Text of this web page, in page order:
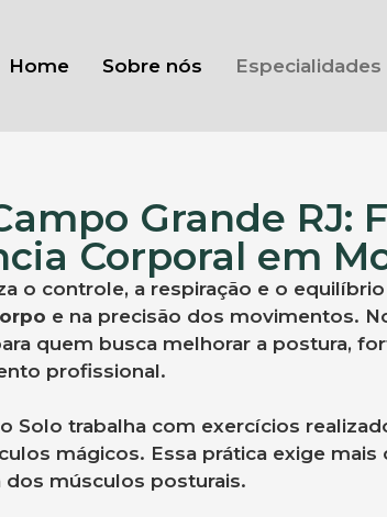
Home Sobre nós Especialidades
Grande RJ:
Corporal em
o controle, a respiração e o
e na precisão dos movimentos.
quem busca melhorar a postura,
profissional.
Solo trabalha com exercícios
mágicos. Essa prática exige
músculos posturais.